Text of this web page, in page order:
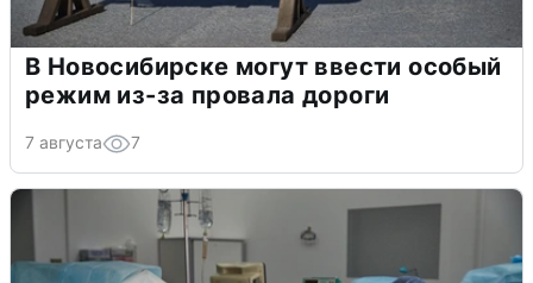
В Новосибирске могут ввести особый
режим из-за провала дороги
7 августа 7